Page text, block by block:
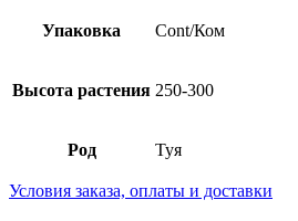
Упаковка Cont/Ком
Высота растения 250-300
Род Туя
Условия заказа, оплаты и доставки